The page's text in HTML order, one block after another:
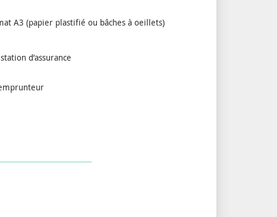
A3 (papier plastifié ou bâches à oeillets)
d’assurance